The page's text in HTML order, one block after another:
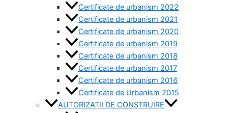
Certificate de urbanism 2022
Certificate de urbanism 2021
Certificate de urbanism 2020
Certificate de urbanism 2019
Certificate de urbanism 2018
Certificate de urbanism 2017
Certificate de urbanism 2016
Certificate de Urbanism 2015
AUTORIZAȚII DE CONSTRUIRE